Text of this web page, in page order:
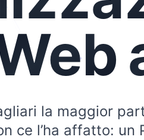
la maggior
ce l’ha affatto: